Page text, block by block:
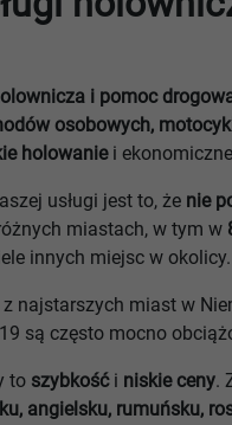
i pomoc
osobowych,
holowaniei
usługi jest to, że nie
miastach, w tym w
innych miejsc w okolicy.
z najstarszych miast w
są często mocno
to szybkośći niskie ceny.
angielsku, rumuńsku,